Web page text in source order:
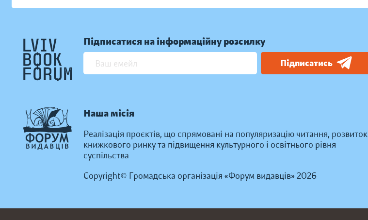
Підписатися на інформаційну розсилку
Підписатись
Наша місія
Реалізація проєктів, що спрямовані на популяризацію читання, розвиток
книжкового ринку та підвищення культурного і освітнього рівня
суспільства
Copyright© Громадська організація «Форум видавців» 2026